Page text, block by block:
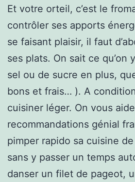
Et votre orteil, c’est le
contrôler ses apports
se faisant plaisir, il faut
ses plats. On sait ce qu’on
sel ou de sucre en plus,
bons et frais… ). A
cuisiner léger. On vous
recommandations génial
pimper rapido sa cuisine
sans y passer un temps
danser un filet de pageot,